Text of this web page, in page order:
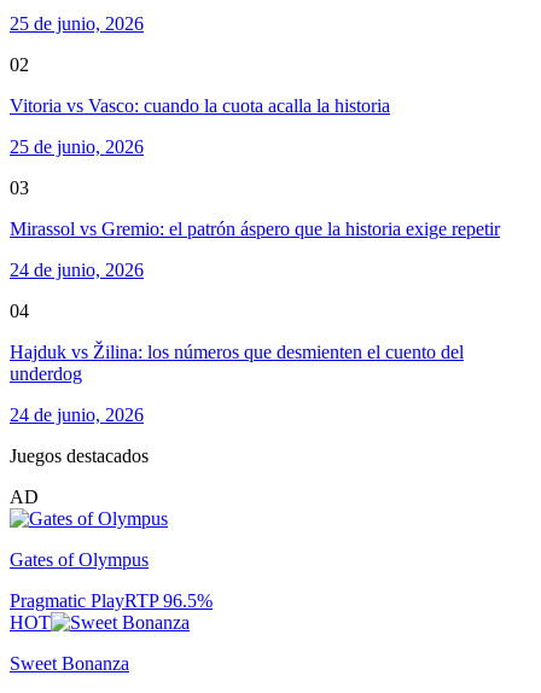
25 de junio, 2026
02
Vitoria vs Vasco: cuando la cuota acalla la historia
25 de junio, 2026
03
Mirassol vs Gremio: el patrón áspero que la historia exige repetir
24 de junio, 2026
04
Hajduk vs Žilina: los números que desmienten el cuento del
underdog
24 de junio, 2026
Juegos destacados
AD
Gates of Olympus
Pragmatic PlayRTP96.5%
HOT
Sweet Bonanza